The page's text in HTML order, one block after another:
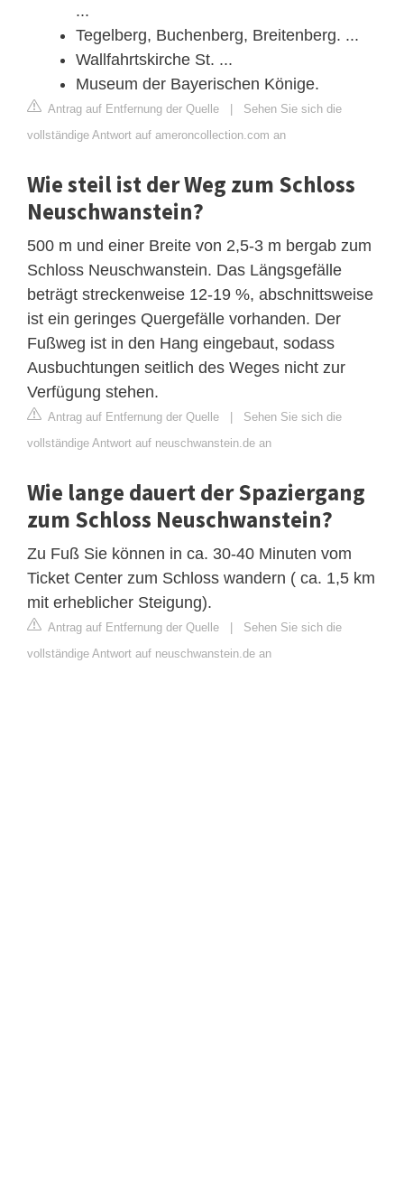
...
Tegelberg, Buchenberg, Breitenberg. ...
Wallfahrtskirche St. ...
Museum der Bayerischen Könige.
Antrag auf Entfernung der Quelle | Sehen Sie sich die
vollständige Antwort auf ameroncollection.com an
Wie steil ist der Weg zum Schloss
Neuschwanstein?
500 m und einer Breite von 2,5-3 m bergab zum
Schloss Neuschwanstein. Das Längsgefälle
beträgt streckenweise 12-19 %, abschnittsweise
ist ein geringes Quergefälle vorhanden. Der
Fußweg ist in den Hang eingebaut, sodass
Ausbuchtungen seitlich des Weges nicht zur
Verfügung stehen.
Antrag auf Entfernung der Quelle | Sehen Sie sich die
vollständige Antwort auf neuschwanstein.de an
Wie lange dauert der Spaziergang
zum Schloss Neuschwanstein?
Zu Fuß Sie können in ca. 30-40 Minuten vom
Ticket Center zum Schloss wandern ( ca. 1,5 km
mit erheblicher Steigung).
Antrag auf Entfernung der Quelle | Sehen Sie sich die
vollständige Antwort auf neuschwanstein.de an